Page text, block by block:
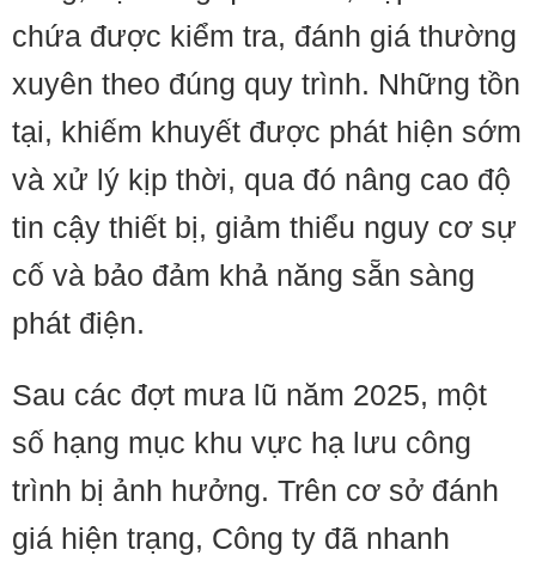
chứa được kiểm tra, đánh giá thường
xuyên theo đúng quy trình. Những tồn
tại, khiếm khuyết được phát hiện sớm
và xử lý kịp thời, qua đó nâng cao độ
tin cậy thiết bị, giảm thiểu nguy cơ sự
cố và bảo đảm khả năng sẵn sàng
phát điện.
Sau các đợt mưa lũ năm 2025, một
số hạng mục khu vực hạ lưu công
trình bị ảnh hưởng. Trên cơ sở đánh
giá hiện trạng, Công ty đã nhanh